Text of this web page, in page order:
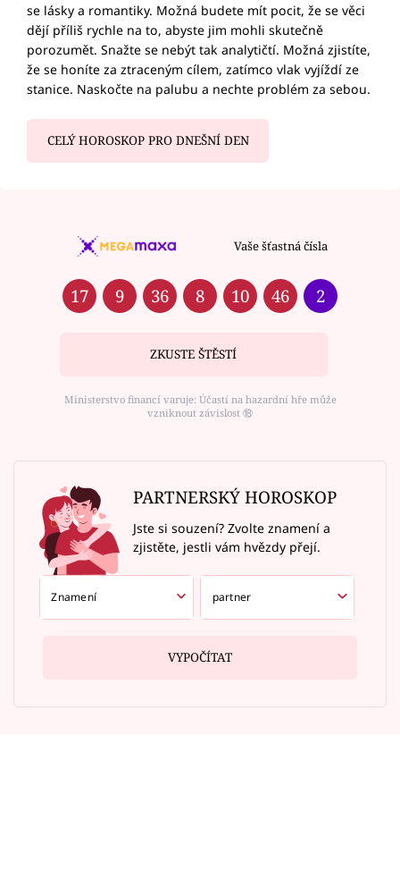
se lásky a romantiky. Možná budete mít pocit, že se věci
dějí příliš rychle na to, abyste jim mohli skutečně
porozumět. Snažte se nebýt tak analytičtí. Možná zjistíte,
že se honíte za ztraceným cílem, zatímco vlak vyjíždí ze
stanice. Naskočte na palubu a nechte problém za sebou.
CELÝ HOROSKOP PRO DNEŠNÍ DEN
Vaše šťastná čísla
17 9 36 8 10 46 2
ZKUSTE ŠTĚSTÍ
Ministerstvo financí varuje: Účastí na hazardní hře může
vzniknout závislost ⑱
PARTNERSKÝ HOROSKOP
Jste si souzení? Zvolte znamení a
zjistěte, jestli vám hvězdy přejí.
VYPOČÍTAT